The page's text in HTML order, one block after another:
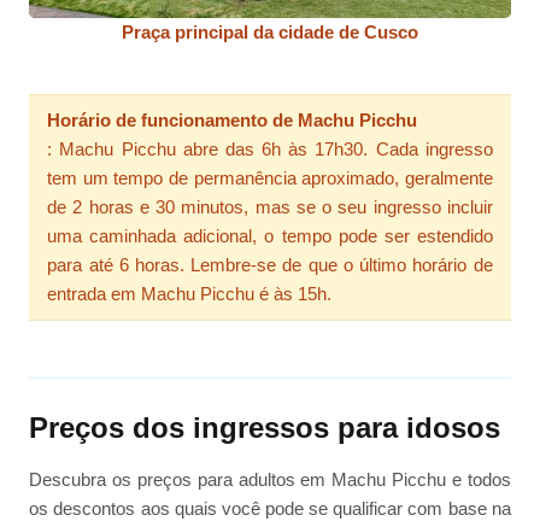
Praça principal da cidade de Cusco
Horário de funcionamento de Machu Picchu
: Machu Picchu abre das 6h às 17h30. Cada ingresso
tem um tempo de permanência aproximado, geralmente
de 2 horas e 30 minutos, mas se o seu ingresso incluir
uma caminhada adicional, o tempo pode ser estendido
para até 6 horas. Lembre-se de que o último horário de
entrada em Machu Picchu é às 15h.
Preços dos ingressos para idosos
Descubra os preços para adultos em Machu Picchu e todos
os descontos aos quais você pode se qualificar com base na